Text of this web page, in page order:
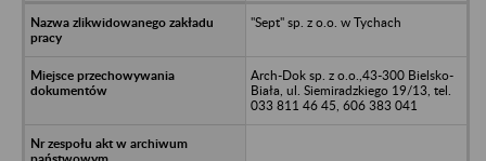
"Sept" sp. z o.o. w Tychach
Arch-Dok sp. z o.o.,43-300 Bielsko-
Biała, ul. Siemiradzkiego 19/13, tel.
033 811 46 45, 606 383 041